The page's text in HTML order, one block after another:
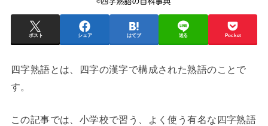
ポスト シェア はてブ 送る Pocket
四字熟語とは、四字の漢字で構成された熟語のことで
す。
この記事では、小学校で習う、よく使う有名な四字熟語